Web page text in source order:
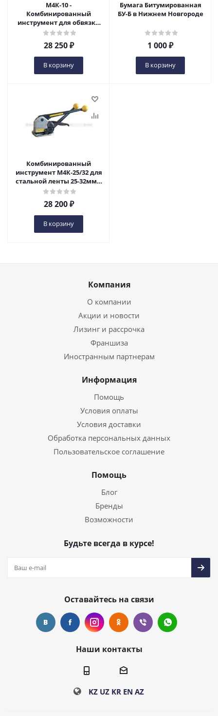
М4К-10 -
Комбинированный
инструмент для обвязки
стальной лентой в
Нижнем Новгороде
28 250₽
В корзину
Бумага Битумированная
БУ-Б в Нижнем Новгороде
1 000₽
В корзину
Комбинированный
инструмент М4К-25/32 для
стальной ленты 25-32мм в
Нижнем Новгороде
28 200₽
В корзину
Компания
О компании
Акции и новости
Лизинг и рассрочка
Франшиза
Иностранным партнерам
Информация
Помощь
Условия оплаты
Условия доставки
Обработка персональных данных
Пользовательское соглашение
Помощь
Блог
Бренды
Возможности
Будьте всегда в курсе!
Оставайтесь на связи
Наши контакты
KZ UZ KR EN AZ